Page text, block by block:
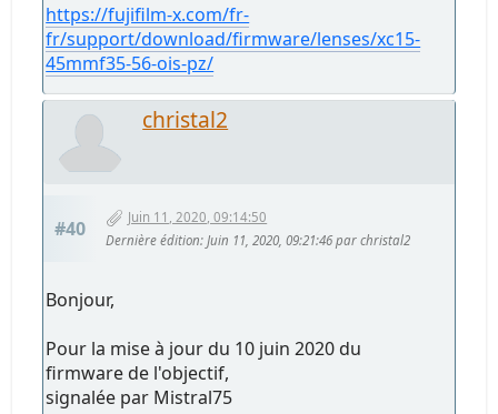
https://fujifilm-x.com/fr-
fr/support/download/firmware/lenses/xc15-
45mmf35-56-ois-pz/
christal2
#40
Juin 11, 2020, 09:14:50
Dernière édition: Juin 11, 2020, 09:21:46 par christal2
Bonjour,
Pour la mise à jour du 10 juin 2020 du
firmware de l'objectif,
signalée par Mistral75